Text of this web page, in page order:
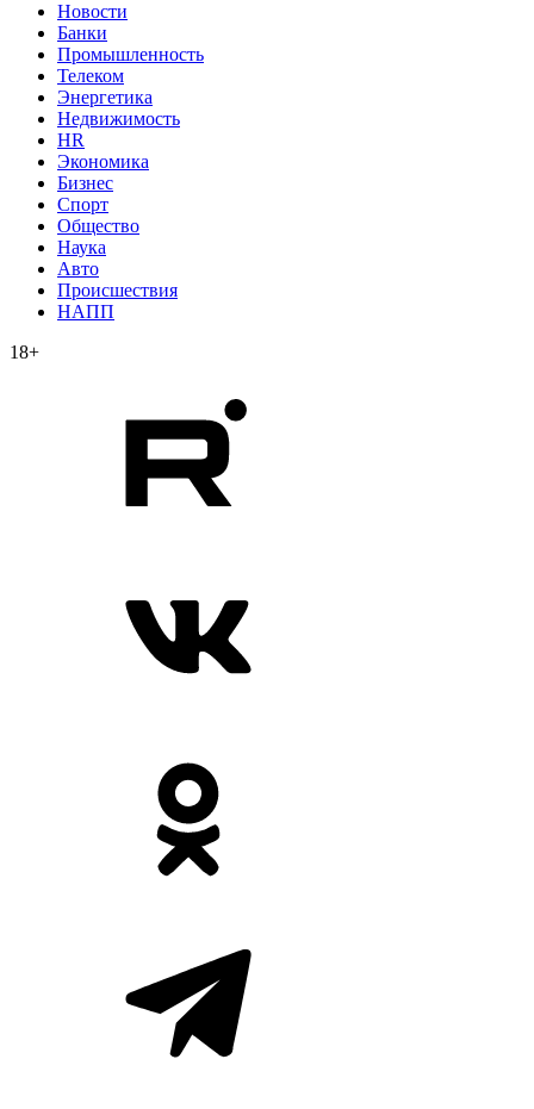
Новости
Банки
Промышленность
Телеком
Энергетика
Недвижимость
HR
Экономика
Бизнес
Спорт
Общество
Наука
Авто
Происшествия
НАПП
18+